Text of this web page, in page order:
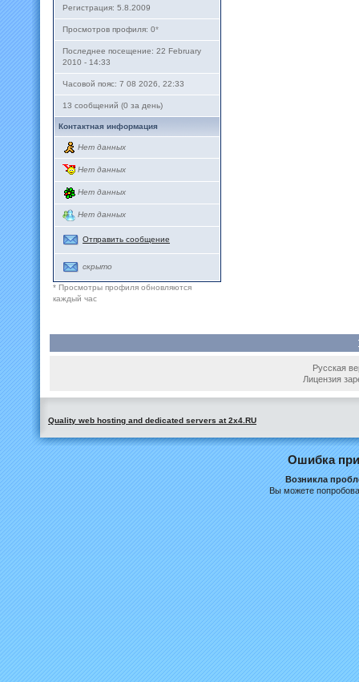
Регистрация: 5.8.2009
Просмотров профиля: 0*
Последнее посещение: 22 February
2010 - 14:33
Часовой пояс: 7 08 2026, 22:33
13 сообщений (0 за день)
Контактная информация
Нет данных
Нет данных
Нет данных
Нет данных
Отправить сообщение
скрыто
* Просмотры профиля обновляются
каждый час
Русская
Лицензия
Quality web hosting and dedicated servers at 2x4.RU
Ошибка при
Возникла
Вы можете